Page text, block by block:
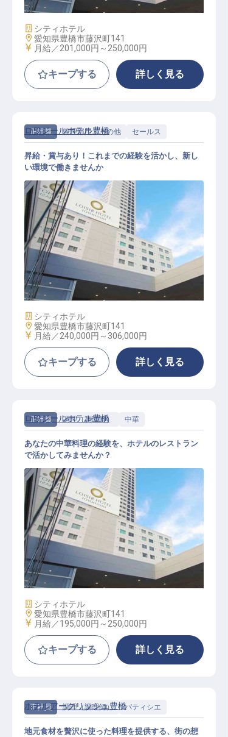
施設業態
シティホテル
勤務地
愛知県豊橋市藤沢町141
給与
月給／201,000円～ 250,000円
キープする 詳しく見る
正社員 管理部門・その他 セールス
営業
ロワジールホテル豊橋
昇給・賞与あり！これまでの経験を活かし、新し
い環境で働きませんか
施設業態
シティホテル
勤務地
愛知県豊橋市藤沢町141
給与
月給／240,000円～ 306,000円
キープする 詳しく見る
正社員 調理（調理師） 中華
中華料理・調理師
ロワジールホテル豊橋
あなたの中華料理の経験を、ホテルのレストラン
で活かしてみませんか？
施設業態
シティホテル
勤務地
愛知県豊橋市藤沢町141
給与
月給／195,000円～ 250,000円
キープする 詳しく見る
正社員 調理（調理師） パティシエ
ホテルアークリッシュ豊橋
地元食材を贅沢に使った料理を提供する、街の想